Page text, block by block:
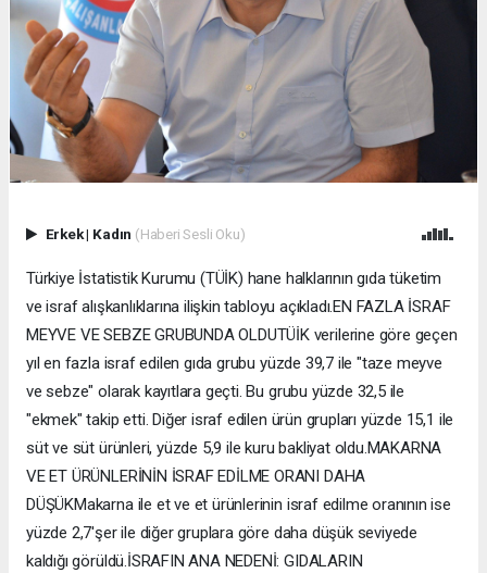
Erkek| Kadın (Haberi Sesli Oku)
Türkiye İstatistik Kurumu (TÜİK) hane halklarının gıda tüketim
ve israf alışkanlıklarına ilişkin tabloyu açıkladı.EN FAZLA İSRAF
MEYVE VE SEBZE GRUBUNDA OLDUTÜİK verilerine göre geçen
yıl en fazla israf edilen gıda grubu yüzde 39,7 ile "taze meyve
ve sebze" olarak kayıtlara geçti. Bu grubu yüzde 32,5 ile
"ekmek" takip etti. Diğer israf edilen ürün grupları yüzde 15,1 ile
süt ve süt ürünleri, yüzde 5,9 ile kuru bakliyat oldu.MAKARNA
VE ET ÜRÜNLERİNİN İSRAF EDİLME ORANI DAHA
DÜŞÜKMakarna ile et ve et ürünlerinin israf edilme oranının ise
yüzde 2,7'şer ile diğer gruplara göre daha düşük seviyede
kaldığı görüldü.İSRAFIN ANA NEDENİ: GIDALARIN